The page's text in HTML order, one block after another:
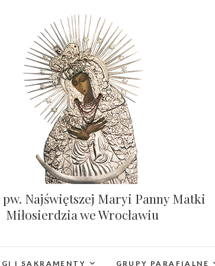
Najświętszej Maryi Panny Matki
Miłosierdzia we Wrocławiu
I SAKRAMENTY GRUPY PARAFIALNE